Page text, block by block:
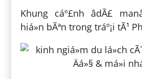
Khung cáº£nh âdÃ£
hiá»n bÃªn trong tráº¡i tÃ¹